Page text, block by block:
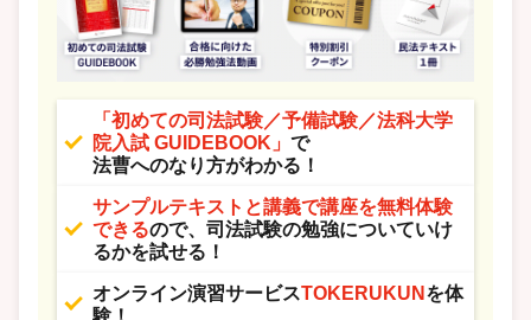
「初めての司法試験／予備試験／法科大学
院入試 GUIDEBOOK」 で
法曹へのなり方がわかる！
サンプルテキストと講義で講座を無料体験
できるので、 司法試験の勉強についていけ
るかを試せる！
オンライン演習サービスTOKERUKUN を体